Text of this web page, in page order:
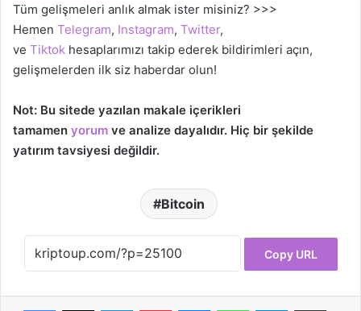
Tüm gelişmeleri anlık almak ister misiniz? >>>
Hemen Telegram, Instagram, Twitter,
ve Tiktok hesaplarımızı takip ederek bildirimleri açın,
gelişmelerden ilk siz haberdar olun!
Not: Bu sitede yazılan makale içerikleri
tamamen yorum ve analize dayalıdır. Hiç bir şekilde
yatırım tavsiyesi değildir.
Bitcoin
Copy URL